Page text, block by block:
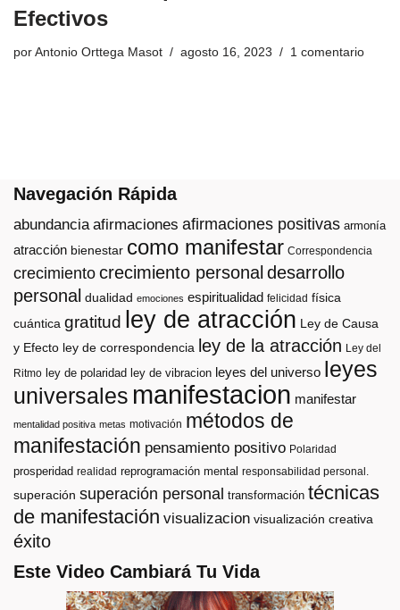
Efectivos
por Antonio Orttega Masot agosto 16, 2023 1 comentario
Navegación Rápida
abundancia afirmaciones afirmaciones positivas armonía
atracción bienestar como manifestar Correspondencia
crecimiento crecimiento personal desarrollo
personal dualidad emociones espiritualidad felicidad física
cuántica gratitud ley de atracción Ley de Causa
y Efecto ley de correspondencia ley de la atracción Ley del
Ritmo ley de polaridad ley de vibracion leyes del universo
leyes
universales manifestacion manifestar
mentalidad positiva metas motivación métodos de
manifestación pensamiento positivo Polaridad
prosperidad realidad reprogramación mental responsabilidad personal.
superación superación personal transformación técnicas
de manifestación visualizacion visualización creativa
éxito
Este Video Cambiará Tu Vida